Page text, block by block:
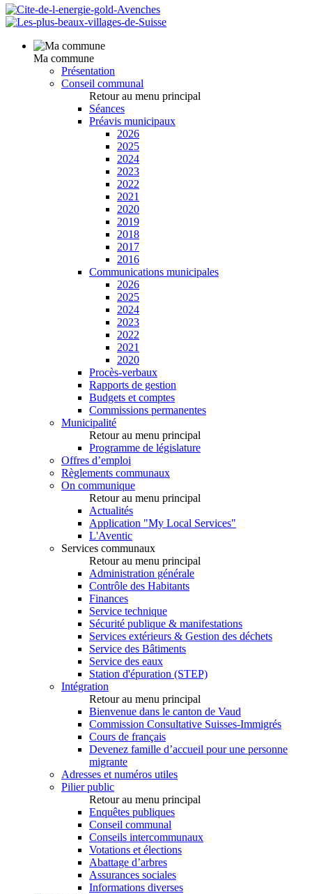
Ma commune
Présentation
Conseil communal
Retour au menu principal
Séances
Préavis municipaux
2026
2025
2024
2023
2022
2021
2020
2019
2018
2017
2016
Communications municipales
2026
2025
2024
2023
2022
2021
2020
Procès-verbaux
Rapports de gestion
Budgets et comptes
Commissions permanentes
Municipalité
Retour au menu principal
Programme de législature
Offres d’emploi
Règlements communaux
On communique
Retour au menu principal
Actualités
Application "My Local Services"
L'Aventic
Services communaux
Retour au menu principal
Administration générale
Contrôle des Habitants
Finances
Service technique
Sécurité publique & manifestations
Services extérieurs & Gestion des déchets
Service des Bâtiments
Service des eaux
Station d'épuration (STEP)
Intégration
Retour au menu principal
Bienvenue dans le canton de Vaud
Commission Consultative Suisses-Immigrés
Cours de français
Devenez famille d’accueil pour une personne
migrante
Adresses et numéros utiles
Pilier public
Retour au menu principal
Enquêtes publiques
Conseil communal
Conseils intercommunaux
Votations et élections
Abattage d’arbres
Assurances sociales
Informations diverses